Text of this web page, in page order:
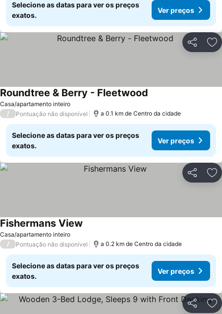
Selecione as datas para ver os preços
exatos.
Ver preços
Partilhar
Casa/apartamento inteiro
Roundtree & Berry - Fleetwood
/ Pontuação não disponível a 0.1 km de Centro da cidade
Selecione as datas para ver os preços
exatos.
Ver preços
Partilhar
Casa/apartamento inteiro
Fishermans View
/ Pontuação não disponível a 0.2 km de Centro da cidade
Selecione as datas para ver os preços
exatos.
Ver preços
Partilhar